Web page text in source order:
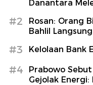
Danantara
#2
Rosan: Orang
Bahlil
#3 Kelolaan Bank
#4
Prabowo
Gejolak Energi: